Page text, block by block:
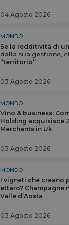
04 Agosto 2026
MONDO
Se la redditività di
dalla sua gestione,
“territorio”
03 Agosto 2026
MONDO
Vino & business:
Holding acquisisce
Merchants in Uk
03 Agosto 2026
MONDO
I vigneti che creano
ettaro? Champagne
Valle d’Aosta
03 Agosto 2026